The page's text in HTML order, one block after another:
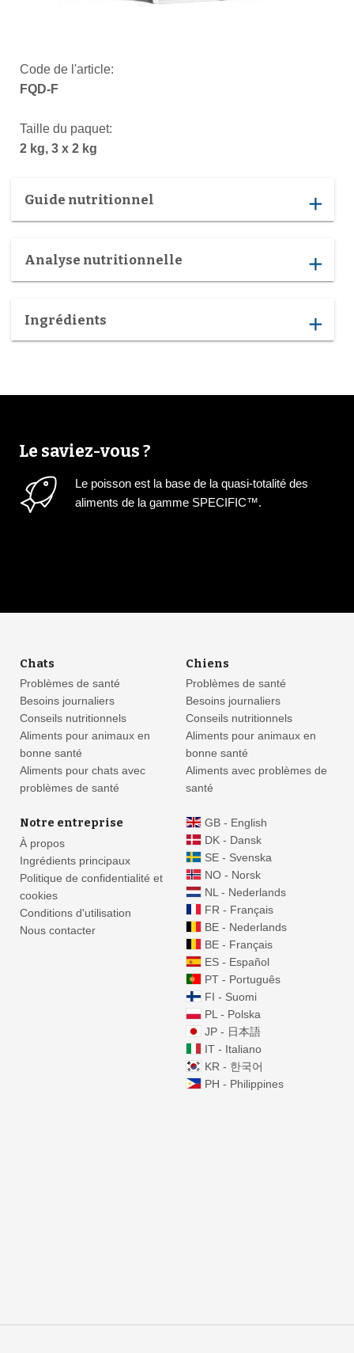
Code de l'article:
FQD-F
Taille du paquet:
2 kg, 3 x 2 kg
Guide nutritionnel add
Analyse nutritionnelle add
Ingrédients add
Le saviez-vous ?
Le poisson est la base de la quasi-totalité des
aliments de la gamme SPECIFIC™.
Chats
Problèmes de santé
Besoins journaliers
Conseils nutritionnels
Aliments pour animaux en
bonne santé
Aliments pour chats avec
problèmes de santé
Chiens
Problèmes de santé
Besoins journaliers
Conseils nutritionnels
Aliments pour animaux en
bonne santé
Aliments avec problèmes de
santé
Notre entreprise
À propos
Ingrédients principaux
Politique de confidentialité et
cookies
Conditions d'utilisation
Nous contacter
GB - English
DK - Dansk
SE - Svenska
NO - Norsk
NL - Nederlands
FR - Français
BE - Nederlands
BE - Français
ES - Español
PT - Português
FI - Suomi
PL - Polska
JP - 日本語
IT - Italiano
KR - 한국어
PH - Philippines